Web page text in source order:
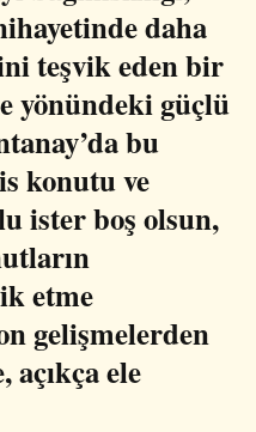
daha
teşvik eden bir
yönündeki güçlü
bu
konutu ve
ister boş olsun,
etme
gelişmelerden
açıkça ele